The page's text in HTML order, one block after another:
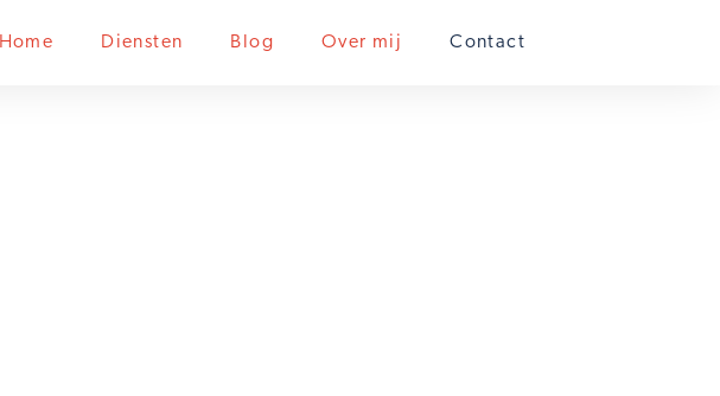
Home Diensten Blog Over mij Contact